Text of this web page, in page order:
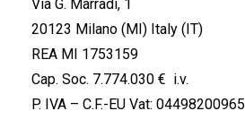
Via G. Marradi, 1
20123 Milano (MI) Italy (IT)
REA MI 1753159
Cap. Soc. 7.774.030 € i.v.
P. IVA – C.F.-EU Vat: 04498200965